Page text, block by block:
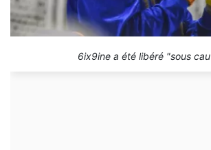
6ix9ine a été libéré "sous